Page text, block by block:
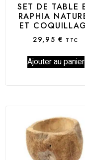
SET DE TABLE
RAPHIA
ET
29,95 € TTC
Ajouter au panier